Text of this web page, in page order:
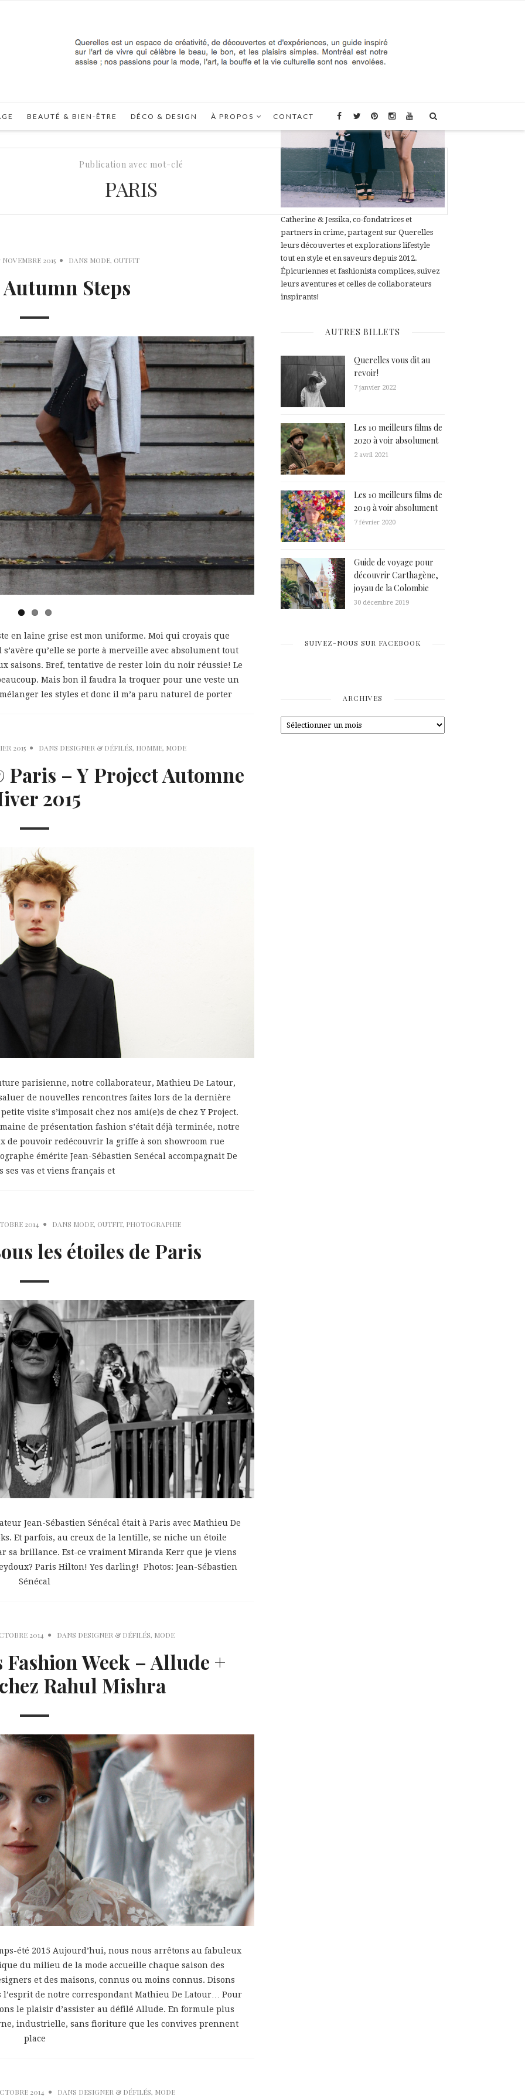
BEAUTÉ & BIEN-ÊTRE DÉCO & DESIGN À PROPOS CONTACT
Publication avec mot-clé
PARIS
NOVEMBRE 2015 DANS MODE, OUTFIT
Steps
en laine grise est mon uniforme. Moi qui croyais que
qu’elle se porte à merveille avec absolument tout
saisons. Bref, tentative de rester loin du noir réussie! Le
Mais bon il faudra la troquer pour une veste un
les styles et donc il m’a paru naturel de porter
2015 DANS DESIGNER & DÉFILÉS, HOMME, MODE
Paris – Y Project Automne
2015
parisienne, notre collaborateur, Mathieu De Latour,
de nouvelles rencontres faites lors de la dernière
visite s’imposait chez nos ami(e)s de chez Y Project.
de présentation fashion s’était déjà terminée, notre
de pouvoir redécouvrir la griffe à son showroom rue
émérite Jean-Sébastien Senécal accompagnait De
ses vas et viens français et
2014 DANS MODE, OUTFIT, PHOTOGRAPHIE
les étoiles de Paris
Jean-Sébastien Sénécal était à Paris avec Mathieu De
Et parfois, au creux de la lentille, se niche un étoile
sa brillance. Est-ce vraiment Miranda Kerr que je viens
Paris Hilton! Yes darling! Photos: Jean-Sébastien
Sénécal
2014 DANS DESIGNER & DÉFILÉS, MODE
Week – Allude +
Rahul Mishra
été 2015 Aujourd’hui, nous nous arrêtons au fabuleux
du milieu de la mode accueille chaque saison des
et des maisons, connus ou moins connus. Disons
de notre correspondant Mathieu De Latour… Pour
le plaisir d’assister au défilé Allude. En formule plus
industrielle, sans fioriture que les convives prennent
place
2014 DANS DESIGNER & DÉFILÉS, MODE
Catherine & Jessika, co-fondatrices et
partners in crime, partagent sur Querelles
leurs découvertes et explorations lifestyle
tout en style et en saveurs depuis 2012.
Épicuriennes et fashionista complices, suivez
leurs aventures et celles de collaborateurs
inspirants!
AUTRES BILLETS
Querelles vous dit au
revoir!
7 janvier 2022
Les 10 meilleurs films de
2020 à voir absolument
2 avril 2021
Les 10 meilleurs films de
2019 à voir absolument
7 février 2020
Guide de voyage pour
découvrir Carthagène,
joyau de la Colombie
30 décembre 2019
SUIVEZ-NOUS SUR FACEBOOK
ARCHIVES